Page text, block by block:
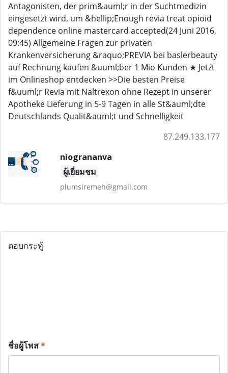
Antagonisten, der prim&auml;r in der Suchtmedizin
eingesetzt wird, um &hellip;Enough revia treat opioid
dependence online mastercard accepted(24 Juni 2016,
09:45) Allgemeine Fragen zur privaten
Krankenversicherung &raquo;PREVIA bei baslerbeauty
auf Rechnung kaufen &uuml;ber 1 Mio Kunden ★ Jetzt
im Onlineshop entdecken >>Die besten Preise
f&uuml;r Revia mit Naltrexon ohne Rezept in unserer
Apotheke Lieferung in 5-9 Tagen in alle St&auml;dte
Deutschlands Qualit&auml;t und Schnelligkeit
87.249.133.177
niogrananva
ผู้เยี่ยมชม
plumsiremeh@gmail.com
ตอบกระทู้
ชื่อผู้โพส*